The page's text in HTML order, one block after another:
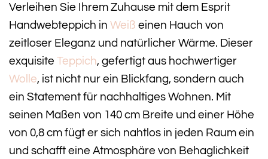
Verleihen Sie Ihrem Zuhause mit dem Esprit
Handwebteppich in Weiß einen Hauch von
zeitloser Eleganz und natürlicher Wärme. Dieser
exquisite Teppich, gefertigt aus hochwertiger
Wolle, ist nicht nur ein Blickfang, sondern auch
ein Statement für nachhaltiges Wohnen. Mit
seinen Maßen von 140 cm Breite und einer Höhe
von 0,8 cm fügt er sich nahtlos in jeden Raum ein
und schafft eine Atmosphäre von Behaglichkeit